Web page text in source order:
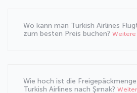
Wo kann man Turkish Airlines
zum besten Preis buchen? Weitere
Wie hoch ist die
Turkish Airlines nach Şırnak?